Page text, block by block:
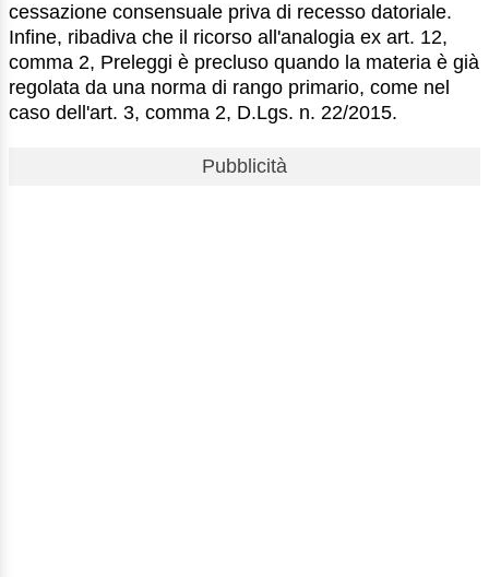
cessazione consensuale priva di recesso datoriale.
Infine, ribadiva che il ricorso all'analogia ex art. 12,
comma 2, Preleggi è precluso quando la materia è già
regolata da una norma di rango primario, come nel
caso dell'art. 3, comma 2, D.Lgs. n. 22/2015.
Pubblicità